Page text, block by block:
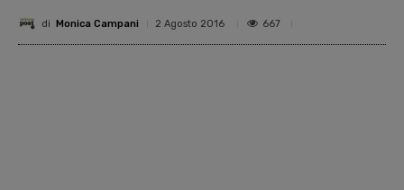
di Monica Campani 2 Agosto 2016 667